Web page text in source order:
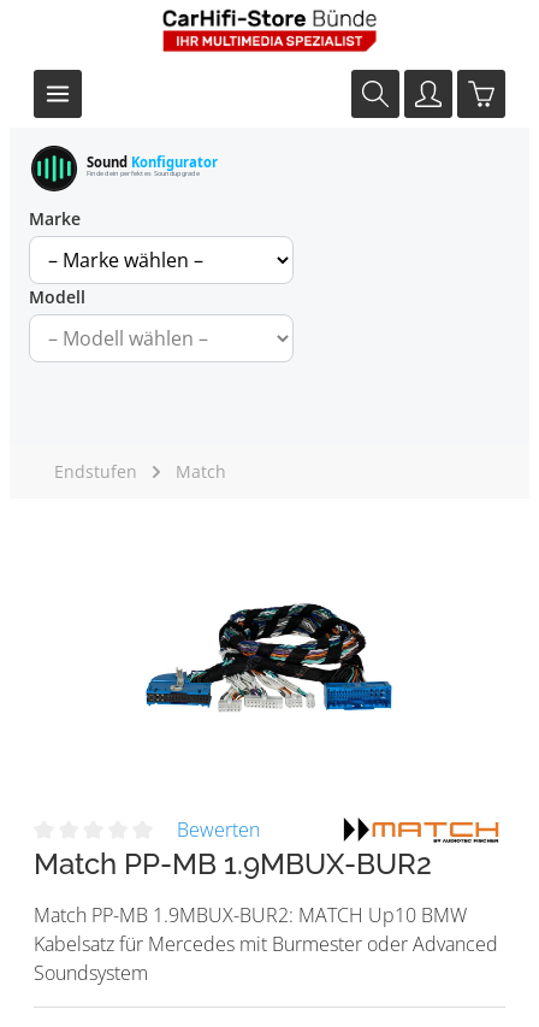
Sound Konfigurator
Finde dein perfektes Soundupgrade
Marke
Modell
Endstufen Match
Bewerten
Match PP-MB 1.9MBUX-BUR2
Match PP-MB 1.9MBUX-BUR2: MATCH Up10 BMW
Kabelsatz für Mercedes mit Burmester oder Advanced
Soundsystem